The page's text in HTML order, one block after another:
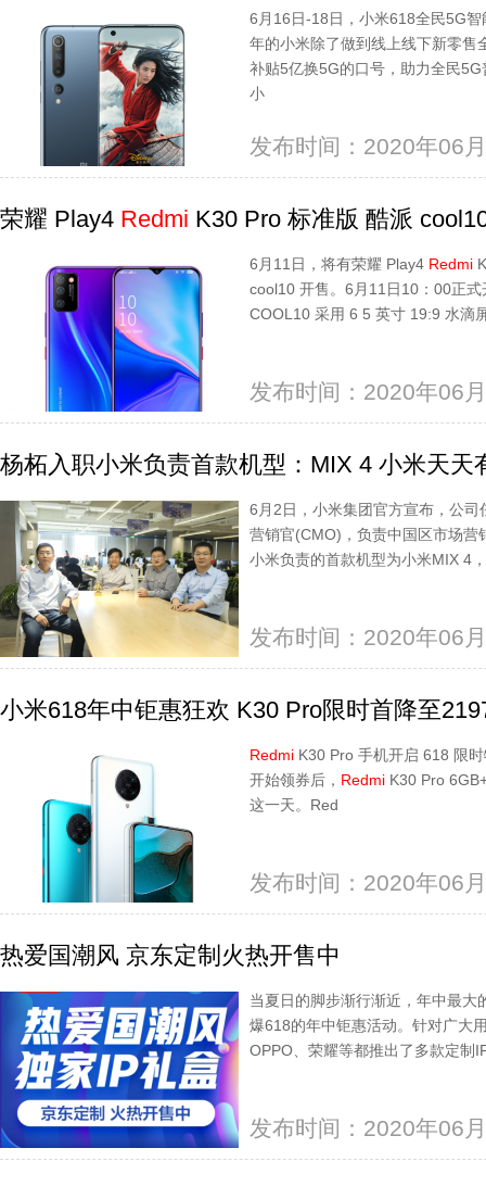
6月16日-18日，小米618全民5G
年的小米除了做到线上线下新零售
补贴5亿换5G的口号，助力全民5G
小
发布时间：2020年06
荣耀 Play4 Redmi K30 Pro 标准版 酷派
6月11日，将有荣耀 Play4 Redmi
cool10 开售。6月11日10：00正
COOL10 采用 6 5 英寸 19:9 水滴
发布时间：2020年06
杨柘入职小米负责首款机型：MIX 4 小米天天
6月2日，小米集团官方宣布，公
营销官(CMO)，负责中国区市场营
小米负责的首款机型为小米MIX 4
发布时间：2020年06
小米618年中钜惠狂欢 K30 Pro限时首降至
Redmi K30 Pro 手机开启 618 限
开始领券后， Redmi K30 Pro
这一天。Red
发布时间：2020年06
热爱国潮风 京东定制火热开售中
当夏日的脚步渐行渐近，年中最
爆618的年中钜惠活动。针对广大
OPPO、荣耀等都推出了多款定制
发布时间：2020年06